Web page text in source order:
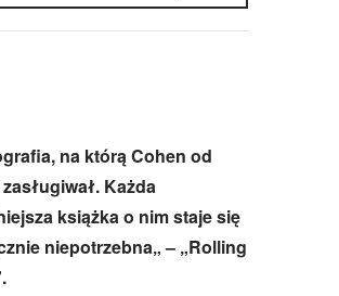
na którą Cohen od
Każda
książka o nim staje się
niepotrzebna„ – „Rolling